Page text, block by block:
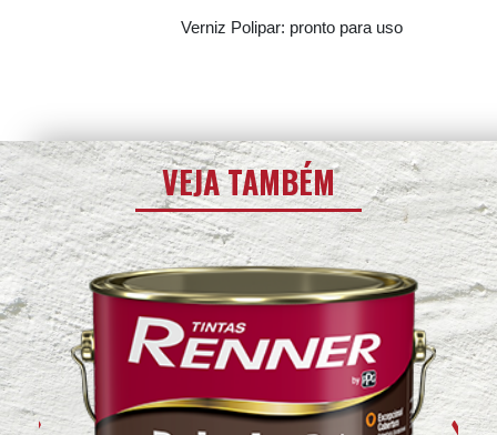
Verniz Polipar: pronto para uso
VEJA TAMBÉM